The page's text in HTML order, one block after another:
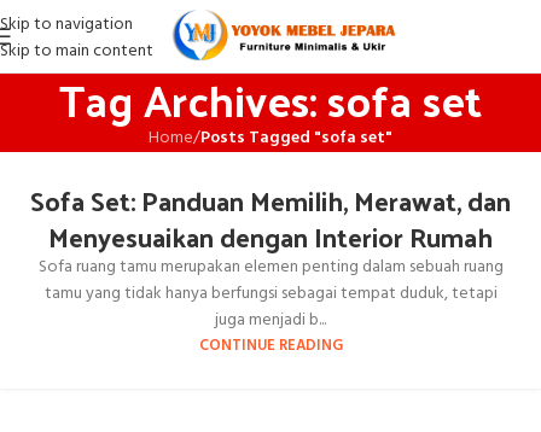
Skip to navigation
Skip to main content
Tag Archives: sofa set
Home/Posts Tagged "sofa set"
Sofa Set: Panduan Memilih, Merawat, dan
Menyesuaikan dengan Interior Rumah
Sofa ruang tamu merupakan elemen penting dalam sebuah ruang
tamu yang tidak hanya berfungsi sebagai tempat duduk, tetapi
juga menjadi b...
CONTINUE READING